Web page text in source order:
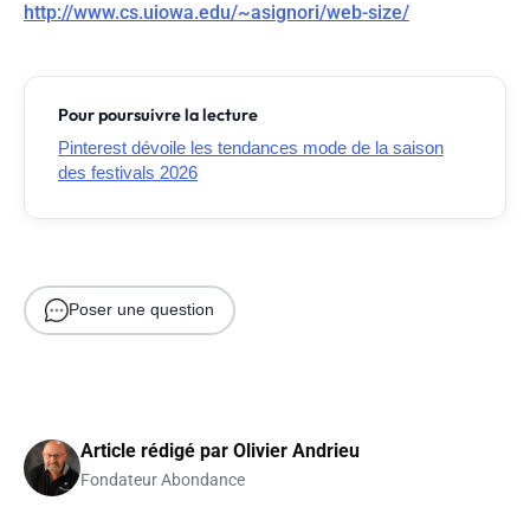
http://www.cs.uiowa.edu/~asignori/web-size/
Pour poursuivre la lecture
Pinterest dévoile les tendances mode de la saison
des festivals 2026
Poser une question
Article rédigé par Olivier Andrieu
Fondateur Abondance